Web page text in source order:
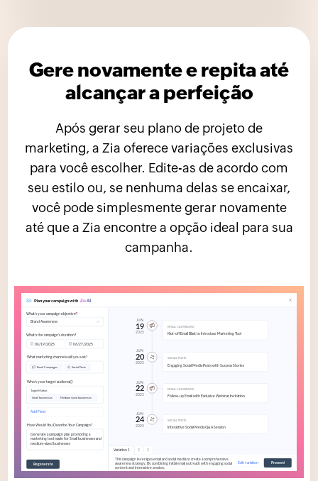
Gere novamente e repita até
alcançar a perfeição
Após gerar seu plano de projeto de
marketing, a Zia oferece variações exclusivas
para você escolher. Edite-as de acordo com
seu estilo ou, se nenhuma delas se encaixar,
você pode simplesmente gerar novamente
até que a Zia encontre a opção ideal para sua
campanha.